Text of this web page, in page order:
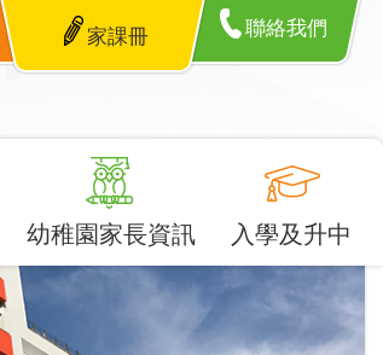
家課冊 聯絡我們
幼稚園家長資訊 入學及升中